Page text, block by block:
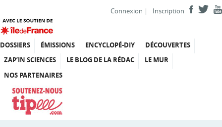
Connexion | Inscription
DOSSIERS ÉMISSIONS ENCYCLOPÉ-DIY
DÉCOUVERTES
ZAP’IN SCIENCES
LE BLOG DE LA RÉDAC
LE MUR
NOS PARTENAIRES